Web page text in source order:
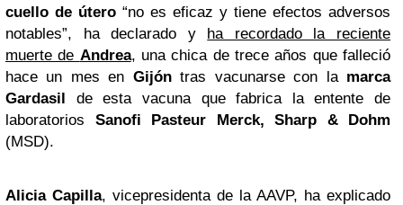
cuello de útero “no es eficaz y tiene efectos adversos
notables”, ha declarado y ha recordado la reciente
muerte de Andrea, una chica de trece años que falleció
hace un mes en Gijóntras vacunarse con la marca
Gardasil de esta vacuna que fabrica la entente de
laboratorios Sanofi Pasteur Merck, Sharp & Dohm
(MSD).
Alicia Capilla, vicepresidenta de la AAVP, ha explicado